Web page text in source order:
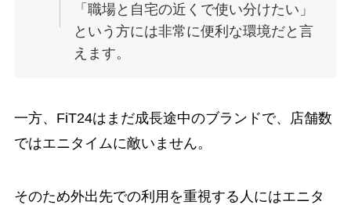
「職場と自宅の近くで使い分けたい」
という方には非常に便利な環境だと言
えます。
一方、FiT24はまだ成長途中のブランドで、店舗数
ではエニタイムに敵いません。
そのため外出先での利用を重視する人にはエニタ